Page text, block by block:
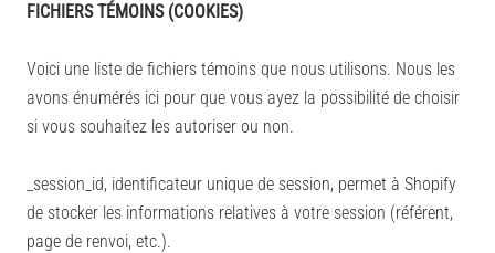
FICHIERS TÉMOINS (COOKIES)
Voici une liste de fichiers témoins que nous utilisons. Nous les
avons énumérés ici pour que vous ayez la possibilité de choisir
si vous souhaitez les autoriser ou non.
_session_id, identificateur unique de session, permet à Shopify
de stocker les informations relatives à votre session (référent,
page de renvoi, etc.).